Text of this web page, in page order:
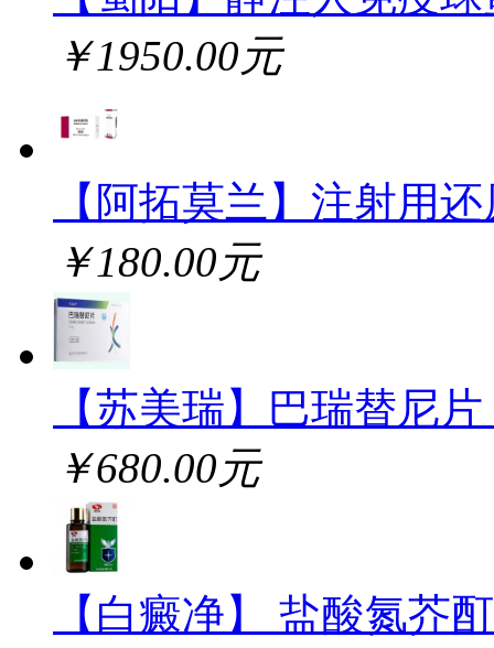
￥1950.00元
【阿拓莫兰】注射用
￥180.00元
【苏美瑞】巴瑞替尼
￥680.00元
【白癜净】 盐酸氮芥酊